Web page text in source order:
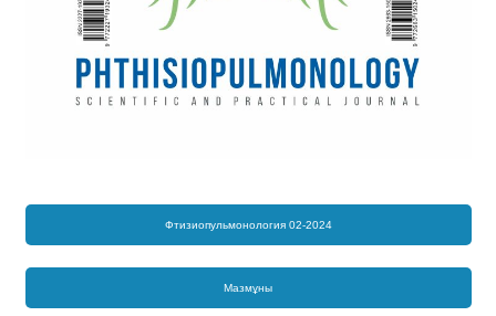
Фтизиопульмонология 02-2024
Мазмұны